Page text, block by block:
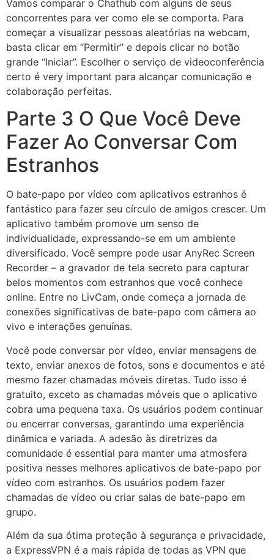
Vamos comparar o Chathub com alguns de seus
concorrentes para ver como ele se comporta. Para
começar a visualizar pessoas aleatórias na webcam,
basta clicar em “Permitir” e depois clicar no botão
grande “Iniciar”. Escolher o serviço de videoconferência
certo é very important para alcançar comunicação e
colaboração perfeitas.
Parte 3 O Que Você Deve
Fazer Ao Conversar Com
Estranhos
O bate-papo por vídeo com aplicativos estranhos é
fantástico para fazer seu círculo de amigos crescer. Um
aplicativo também promove um senso de
individualidade, expressando-se em um ambiente
diversificado. Você sempre pode usar AnyRec Screen
Recorder – a gravador de tela secreto para capturar
belos momentos com estranhos que você conhece
online. Entre no LivCam, onde começa a jornada de
conexões significativas de bate-papo com câmera ao
vivo e interações genuínas.
Você pode conversar por vídeo, enviar mensagens de
texto, enviar anexos de fotos, sons e documentos e até
mesmo fazer chamadas móveis diretas. Tudo isso é
gratuito, exceto as chamadas móveis que o aplicativo
cobra uma pequena taxa. Os usuários podem continuar
ou encerrar conversas, garantindo uma experiência
dinâmica e variada. A adesão às diretrizes da
comunidade é essential para manter uma atmosfera
positiva nesses melhores aplicativos de bate-papo por
vídeo com estranhos. Os usuários podem fazer
chamadas de vídeo ou criar salas de bate-papo em
grupo.
Além da sua ótima proteção à segurança e privacidade,
a ExpressVPN é a mais rápida de todas as VPN que